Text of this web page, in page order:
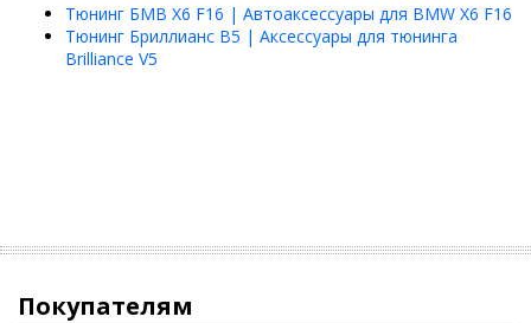
Тюнинг БМВ Х6 F16 | Автоаксессуары для BMW X6 F16
Тюнинг Бриллианс В5 | Аксессуары для тюнинга
Brilliance V5
Покупателям